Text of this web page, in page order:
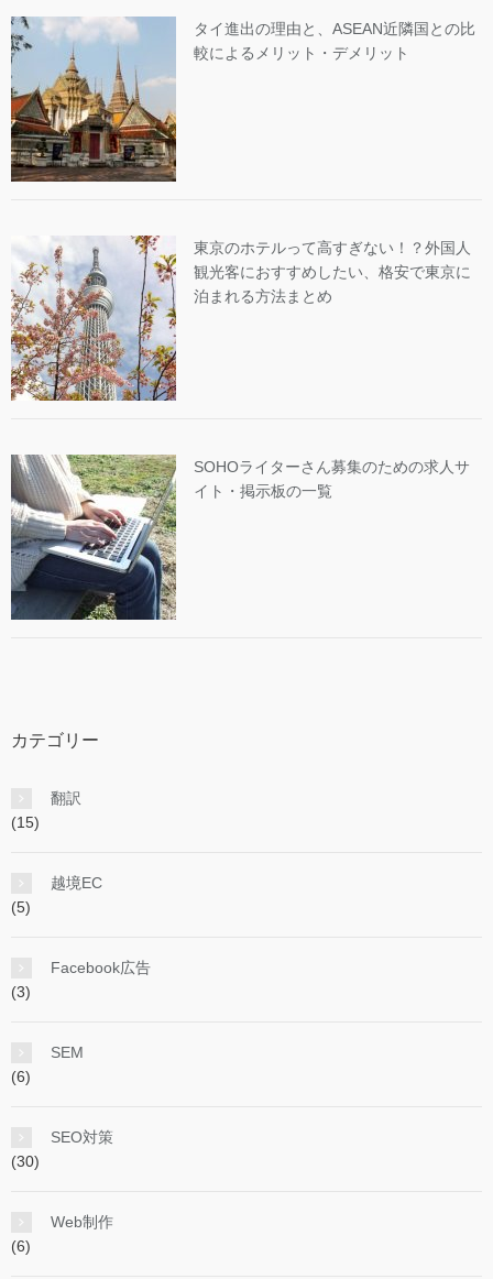
タイ進出の理由と、ASEAN近隣国との比
較によるメリット・デメリット
東京のホテルって高すぎない！？外国人
観光客におすすめしたい、格安で東京に
泊まれる方法まとめ
SOHOライターさん募集のための求人サ
イト・掲示板の一覧
カテゴリー
翻訳
(15)
越境EC
(5)
Facebook広告
(3)
SEM
(6)
SEO対策
(30)
Web制作
(6)